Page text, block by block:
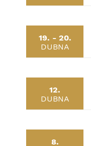
19. - 20.
DUBNA
12.
DUBNA
8.